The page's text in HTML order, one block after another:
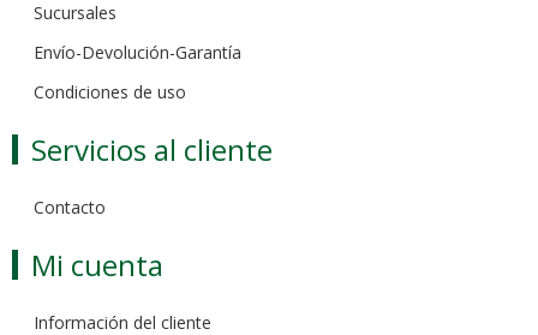
Sucursales
Envío-Devolución-Garantía
Condiciones de uso
Servicios al cliente
Contacto
Mi cuenta
Información del cliente